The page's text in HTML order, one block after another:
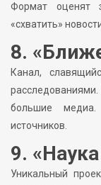
Формат оценят
«схватить»
8.
Канал,
большие
источников.
9.
Уникальный